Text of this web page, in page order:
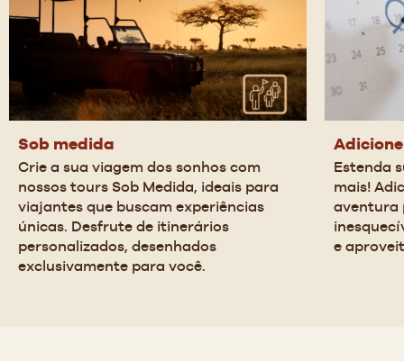
Sob medida
Crie a sua viagem dos sonhos com
nossos tours Sob Medida, ideais para
viajantes que buscam experiências
únicas. Desfrute de itinerários
personalizados, desenhados
exclusivamente para você.
Estenda
mais!
aventura
e